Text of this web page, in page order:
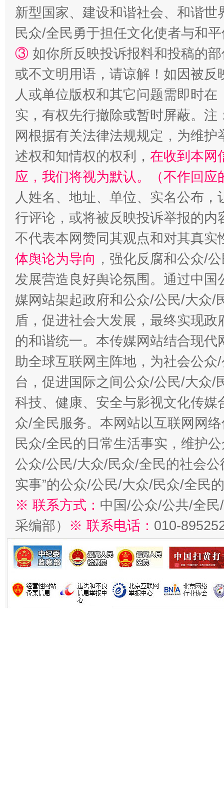
新型国家、建设和谐社会、和谐
民众/全民勇于担任文化使者与和
③ 如你所反映投诉报料和投稿的
或不文明用语，请谅解！如因被
人或单位版权和其它问题需即时在
实，有权先行撤除或暂时屏蔽。
网根据有关法律法规规定，为维
述权和知情权的权利， 在收到本网
应，我们将视为默认。（不作回应
人姓名、地址、单位、实名公布
行评论，或将被反映投诉举报的
不代表本网赞同其观点和对其真实
体舆论为导向 ，强化反腐和公众/
发展营造良好舆论氛围。通过中
媒网站架起政府和公众/公民/大众/
盾，促进社会大发展，最终实现
的和谐统一。本传媒网站结合现
助全球互联网主阵地，为社会公
台，促进国际之间公众/公民/大众/
科技、健康、安全与影视文化传
众/全民服务。本网站以互联网网
民众/全民的日常生活事实，维护
公众/公民/大众/民众/全民的社会公
实事”的公众/公民/大众/民众/全民
※ 联系方式： 中国/公众/公共/全
采编部） ※ 联系电话： 010-